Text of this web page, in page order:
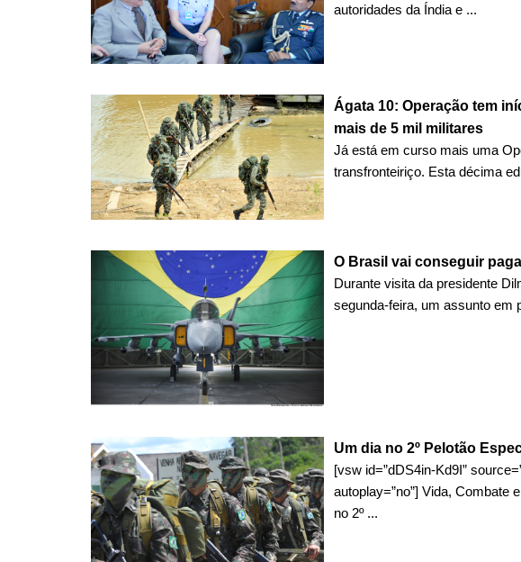
autoridades da Índia e ...
Ágata 10: Operação tem
mais de 5 mil militares
Já está em curso mais uma
transfronteiriço. Esta décima
O Brasil vai conseguir
Durante visita da presidente
segunda-feira, um assunto em
Um dia no 2º Pelotão
[vsw id=”dDS4in-Kd9I”
autoplay=”no”] Vida, Combate
no 2º ...